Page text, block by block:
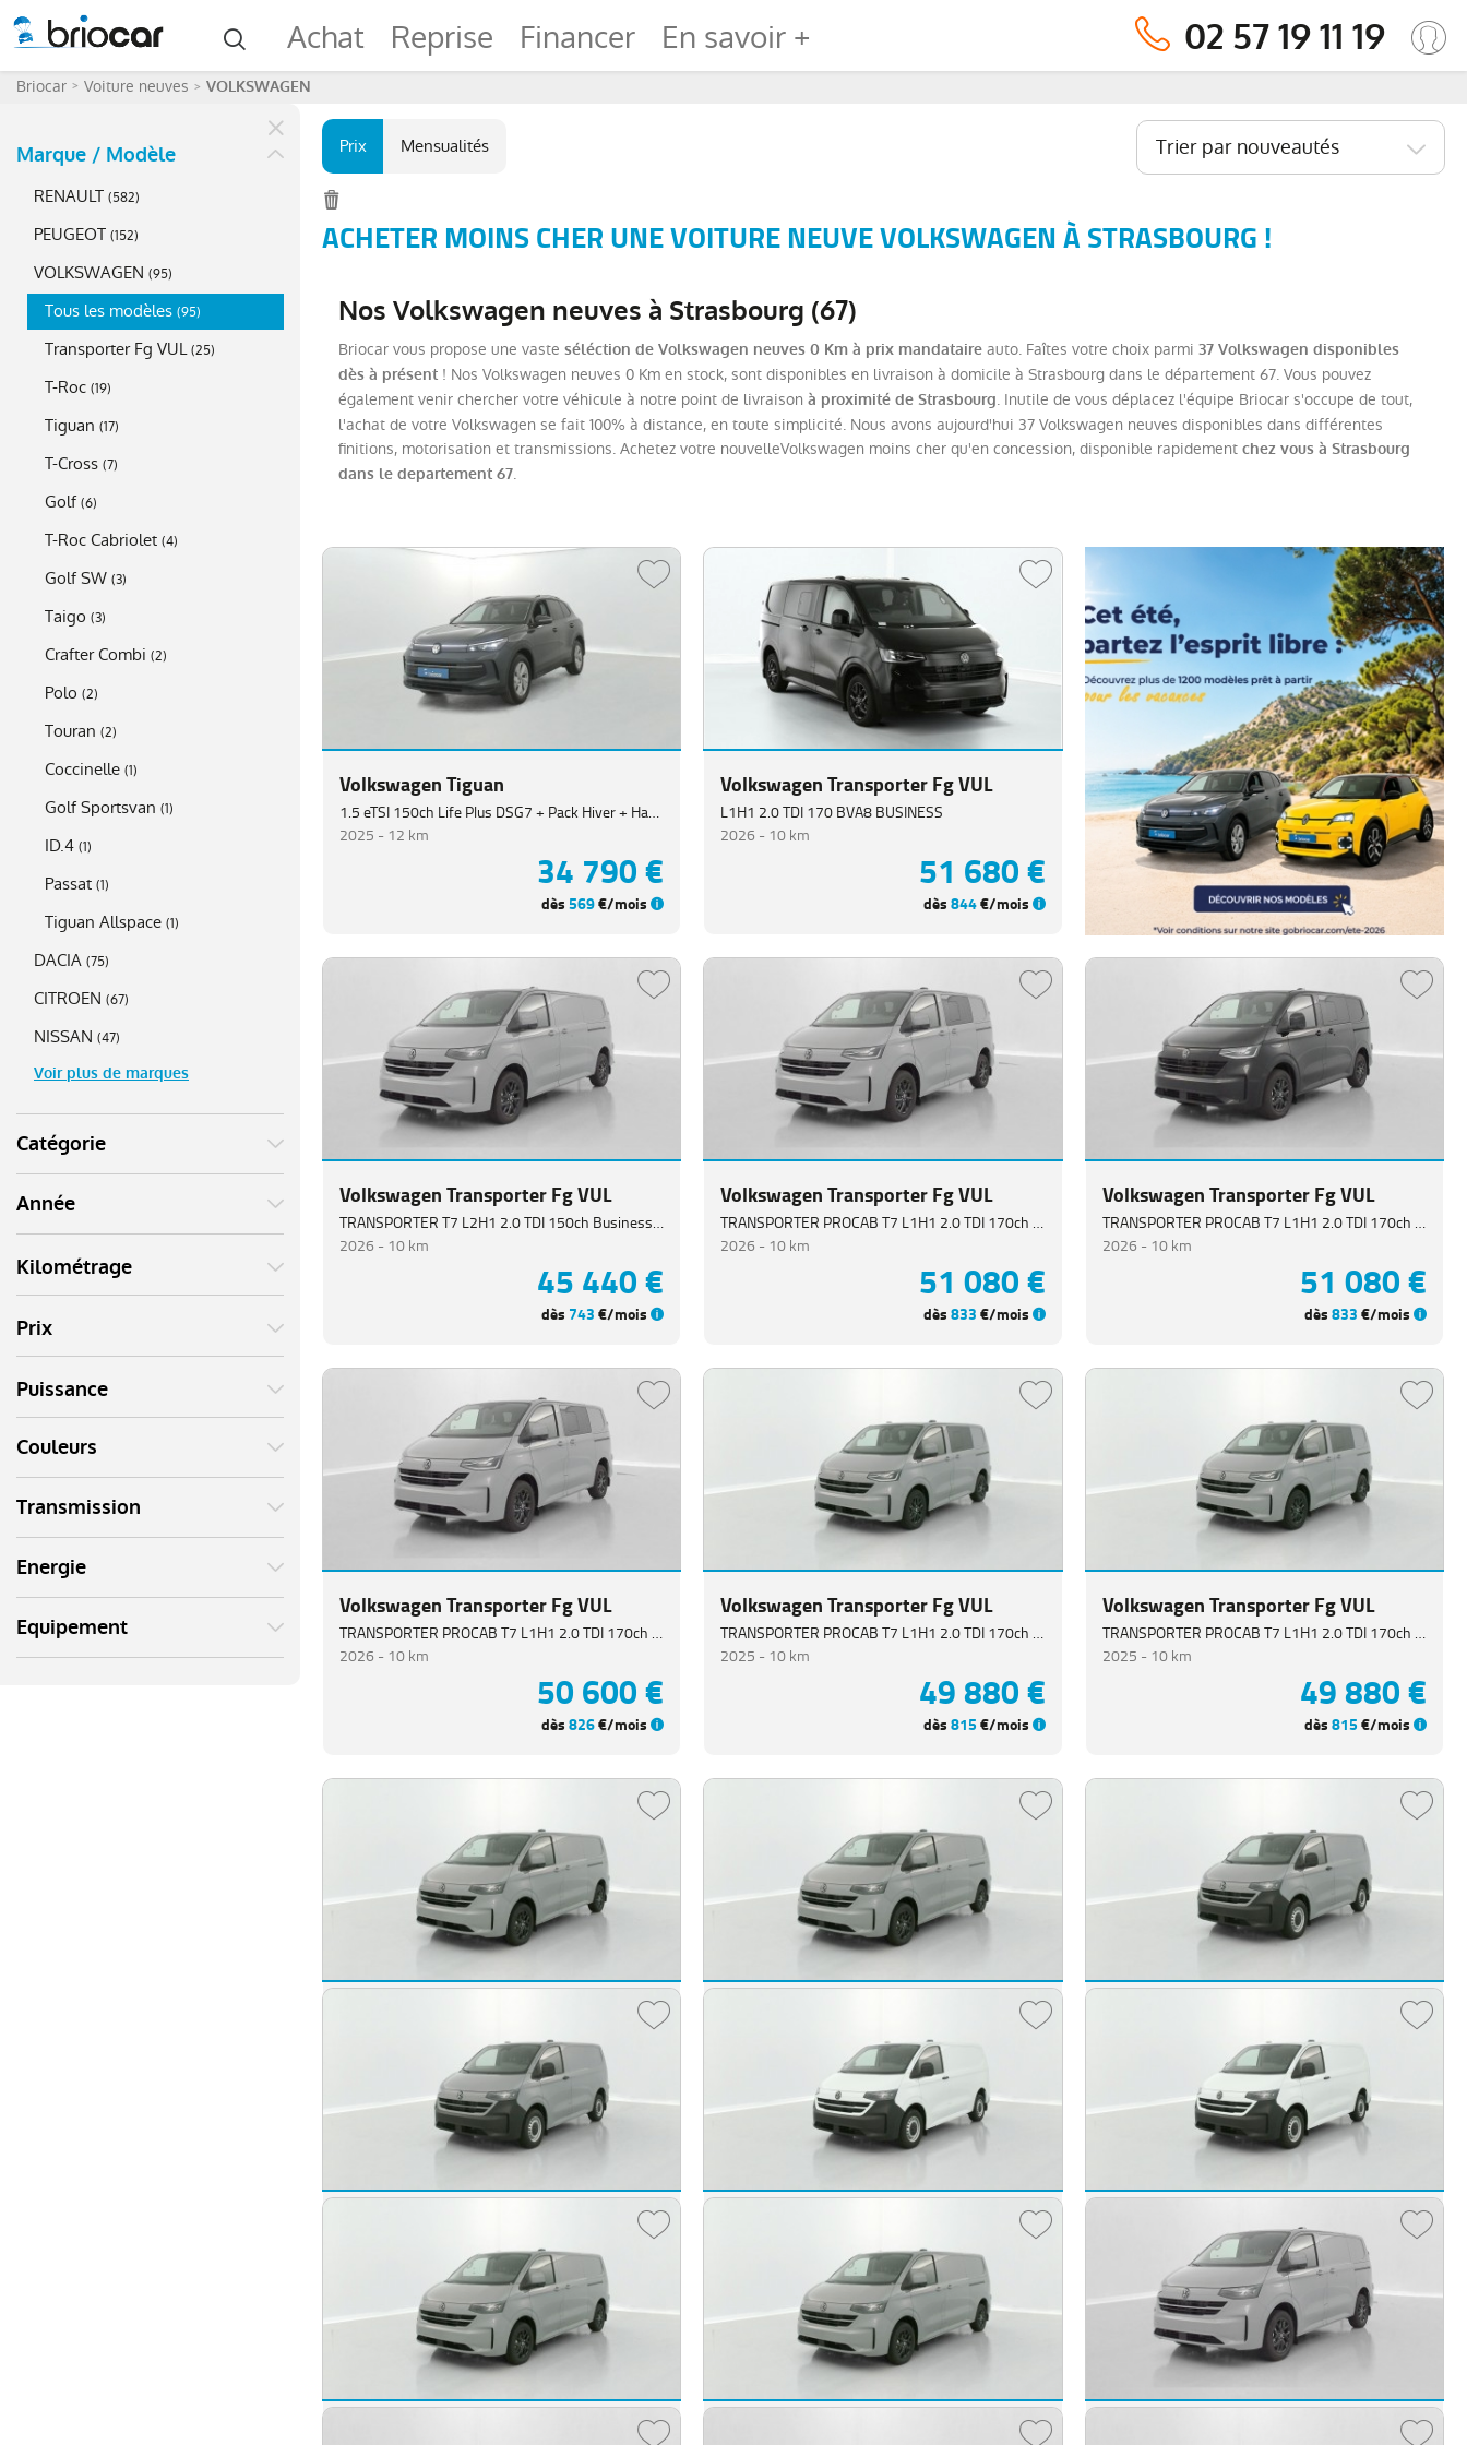
Achat Reprise Financer En savoir + 02 57 19 11 19
Briocar Voiture neuves VOLKSWAGEN
Marque / Modèle
RENAULT (582)
PEUGEOT (152)
VOLKSWAGEN (95)
Tous les modèles (95)
Transporter Fg VUL (25)
T-Roc (19)
Tiguan (17)
T-Cross (7)
Golf (6)
T-Roc Cabriolet (4)
Golf SW (3)
Taigo (3)
Crafter Combi (2)
Polo (2)
Touran (2)
Coccinelle (1)
Golf Sportsvan (1)
ID.4 (1)
Passat (1)
Tiguan Allspace (1)
DACIA (75)
CITROEN (67)
NISSAN (47)
Voir plus de marques
Catégorie
Année
Kilométrage
Prix
Puissance
Couleurs
Transmission
Energie
Equipement
Prix Mensualités Trier par nouveautés
ACHETER MOINS CHER UNE VOITURE NEUVE VOLKSWAGEN À STRASBOURG !
Nos Volkswagen neuves à Strasbourg (67)
Briocar vous propose une vaste séléction de Volkswagen neuves 0 Km à prix mandataire auto. Faîtes votre choix parmi 37 Volkswagen disponibles
dès à présent ! Nos Volkswagen neuves 0 Km en stock, sont disponibles en livraison à domicile à Strasbourg dans le département 67. Vous pouvez
également venir chercher votre véhicule à notre point de livraison à proximité de Strasbourg. Inutile de vous déplacez l'équipe Briocar s'occupe de tout,
l'achat de votre Volkswagen se fait 100% à distance, en toute simplicité. Nous avons aujourd'hui 37 Volkswagen neuves disponibles dans différentes
finitions, motorisation et transmissions. Achetez votre nouvelleVolkswagen moins cher qu'en concession, disponible rapidement chez vous à Strasbourg
dans le departement 67.
Volkswagen Tiguan
1.5 eTSI 150ch Life Plus DSG7 + Pack Hiver + Hayon électrique
2025 - 12 km
34 790 €
dès569€/mois
Volkswagen Transporter Fg VUL
L1H1 2.0 TDI 170 BVA8 BUSINESS
2026 - 10 km
51 680 €
dès844€/mois
Volkswagen Transporter Fg VUL
TRANSPORTER T7 L2H1 2.0 TDI 150ch Business BVA8
2026 - 10 km
45 440 €
dès 743€/mois
Volkswagen Transporter Fg VUL
TRANSPORTER PROCAB T7 L1H1 2.0 TDI 170ch Business BVA8
2026 - 10 km
51 080 €
dès833€/mois
Volkswagen Transporter Fg VUL
TRANSPORTER PROCAB T7 L1H1 2.0 TDI 170ch Business BVA8
2026 - 10 km
51 080 €
dès833€/mois
Volkswagen Transporter Fg VUL
TRANSPORTER PROCAB T7 L1H1 2.0 TDI 170ch Business BVA8
2026 - 10 km
50 600 €
dès826€/mois
Volkswagen Transporter Fg VUL
TRANSPORTER PROCAB T7 L1H1 2.0 TDI 170ch Business BVA8
2025 - 10 km
49 880 €
dès815€/mois
Volkswagen Transporter Fg VUL
TRANSPORTER PROCAB T7 L1H1 2.0 TDI 170ch Business BVA8
2025 - 10 km
49 880 €
dès815€/mois
45 440 €
dès743€/mois
47 580 €
dès776€/mois
39 800 €
dès650€/mois
40 980 €
dès670€/mois
39 800 €
dès650€/mois
Volkswagen Transporter Fg VUL
10 km
40 980 €
dès670